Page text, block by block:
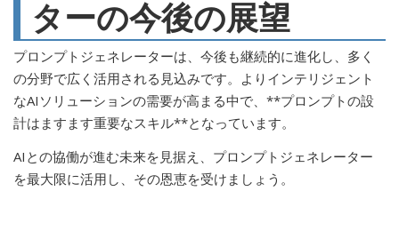
ターの今後の展望
プロンプトジェネレーターは、今後も継続的に進化し、多く
の分野で広く活用される見込みです。よりインテリジェント
なAIソリューションの需要が高まる中で、**プロンプトの設
計はますます重要なスキル**となっています。
AIとの協働が進む未来を見据え、プロンプトジェネレーター
を最大限に活用し、その恩恵を受けましょう。